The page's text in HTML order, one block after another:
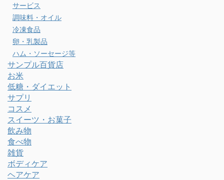
サービス
調味料・オイル
冷凍食品
卵・乳製品
ハム・ソーセージ等
サンプル百貨店
お米
低糖・ダイエット
サプリ
コスメ
スイーツ・お菓子
飲み物
食べ物
雑貨
ボディケア
ヘアケア